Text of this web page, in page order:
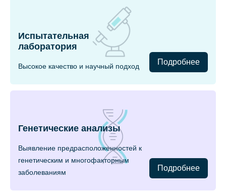
Испытательная
лаборатория
Высокое качество и научный подход Подробнее
Генетические анализы
Выявление предрасположенностей к
генетическим и многофакторным
заболеваниям
Подробнее